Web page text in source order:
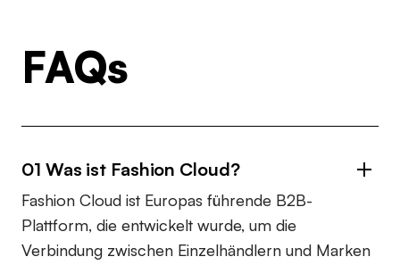
FAQs
01 Was ist Fashion Cloud?
Fashion Cloud ist Europas führende B2B-
Plattform, die entwickelt wurde, um die
Verbindung zwischen Einzelhändlern und Marken